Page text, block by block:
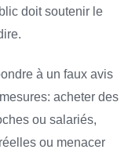
doit soutenir le
à un faux avis
acheter des
ou salariés,
ou menacer